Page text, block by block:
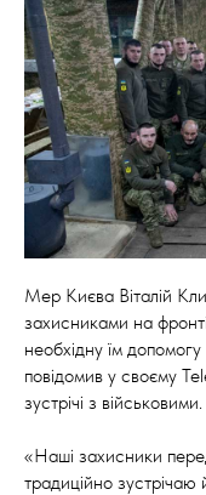
Мер Києва Віталій
захисниками на
необхідну їм
повідомив у своєму
зустрічі з військовими.
«Наші захисники
традиційно